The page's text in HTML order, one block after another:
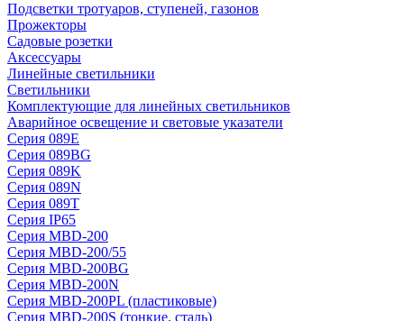
Подсветки тротуаров, ступеней, газонов
Прожекторы
Садовые розетки
Аксессуары
Линейные светильники
Светильники
Комплектующие для линейных светильников
Аварийное освещение и световые указатели
Серия 089E
Серия 089BG
Серия 089K
Серия 089N
Серия 089T
Серия IP65
Серия MBD-200
Серия MBD-200/55
Серия MBD-200BG
Серия MBD-200N
Серия MBD-200PL (пластиковые)
Серия MBD-200S (тонкие, сталь)